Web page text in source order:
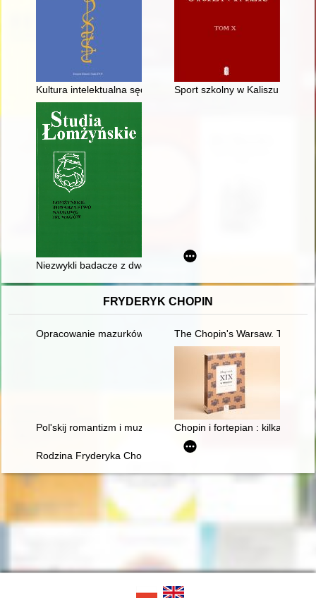
Kultura intelektualna sędziego ziemskiego lubelskiego Jacka
Sport szkolny w Kaliszu do
Niezwykli badacze z dworów ziemi łomżyńskiej
FRYDERYK CHOPIN
Opracowanie mazurków Chopina w redakcji Zygmunta
The Chopin's Warsaw. The
Pol'skij romantizm i muzykal'naja kul'tura L'vova vtoroj
Chopin i fortepian : kilka uwag
Rodzina Fryderyka Chopina